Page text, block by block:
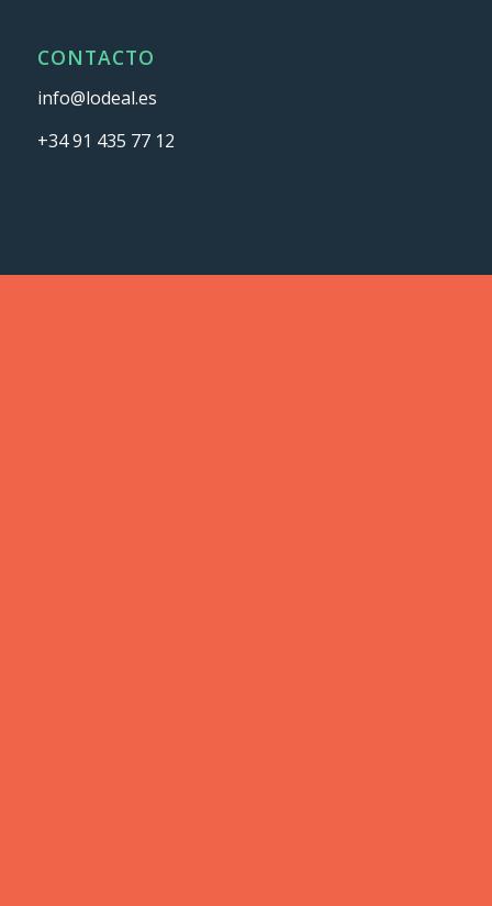
CONTACTO
info@lodeal.es
+34 91 435 77 12